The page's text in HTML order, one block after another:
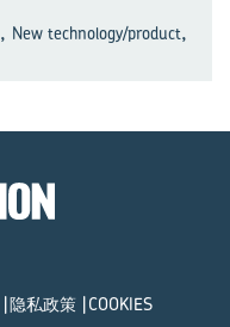
, New technology/product,
隐私政策 COOKIES